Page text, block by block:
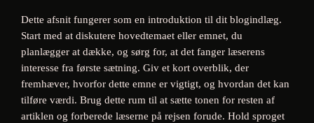
Dette afsnit fungerer som en introduktion til dit blogindlæg.
Start med at diskutere hovedtemaet eller emnet, du
planlægger at dække, og sørg for, at det fanger læserens
interesse fra første sætning. Giv et kort overblik, der
fremhæver, hvorfor dette emne er vigtigt, og hvordan det kan
tilføre værdi. Brug dette rum til at sætte tonen for resten af
artiklen og forberede læserne på rejsen forude. Hold sproget